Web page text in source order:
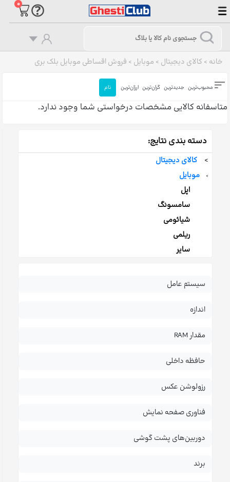
۰
خانه > کالای دیجیتال > موبایل > فروش اقساطی موبایل بلک بری
محبوب‌ترین جدیدترین گران‌ترین ارزان‌ترین نام
متاسفانه کالایی مشخصات درخواستی شما وجود ندارد.
دسته بندی نتایج:
>
کالای دیجیتال
>
موبایل
اپل
سامسونگ
شیائومی
ریلمی
سایر
سیستم عامل
اندازه
مقدار RAM
حافظه داخلی
رزولوشن عکس
فناوری صفحه نمایش
دوربین‌های پشت گوشی
برند